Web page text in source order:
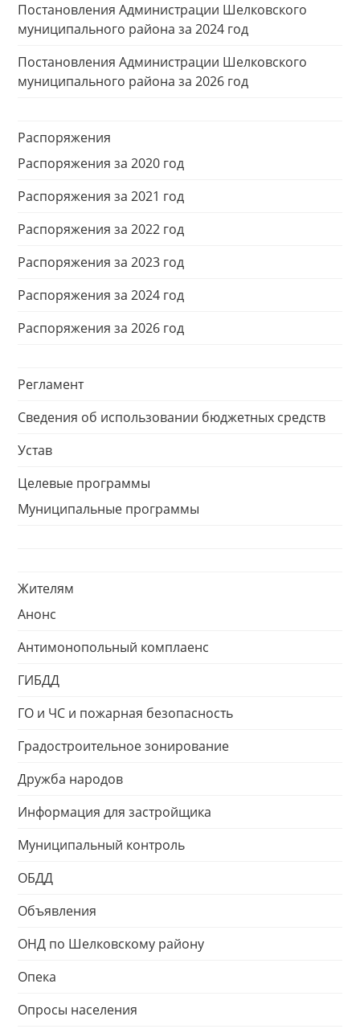
Постановления Администрации Шелковского
муниципального района за 2024 год
Постановления Администрации Шелковского
муниципального района за 2026 год
Распоряжения
Распоряжения за 2020 год
Распоряжения за 2021 год
Распоряжения за 2022 год
Распоряжения за 2023 год
Распоряжения за 2024 год
Распоряжения за 2026 год
Регламент
Сведения об использовании бюджетных средств
Устав
Целевые программы
Муниципальные программы
Жителям
Анонс
Антимонопольный комплаенс
ГИБДД
ГО и ЧС и пожарная безопасность
Градостроительное зонирование
Дружба народов
Информация для застройщика
Муниципальный контроль
ОБДД
Объявления
ОНД по Шелковскому району
Опека
Опросы населения